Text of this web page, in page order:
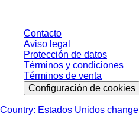
Contacto
Aviso legal
Protección de datos
Términos y condiciones
Términos de venta
Configuración de cookies
Country: Estados Unidos change